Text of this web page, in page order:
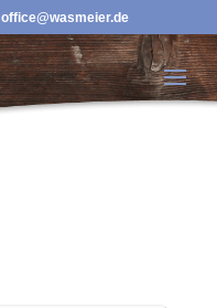
office@wasmeier.de